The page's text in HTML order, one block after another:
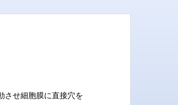
させ細胞膜に直接穴を